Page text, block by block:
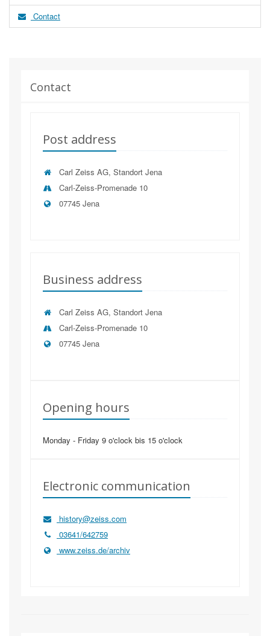
Contact
Contact
Post address
Carl Zeiss AG, Standort Jena
Carl-Zeiss-Promenade 10
07745 Jena
Business address
Carl Zeiss AG, Standort Jena
Carl-Zeiss-Promenade 10
07745 Jena
Opening hours
Monday - Friday 9 o'clock bis 15 o'clock
Electronic communication
history@zeiss.com
03641/642759
www.zeiss.de/archiv